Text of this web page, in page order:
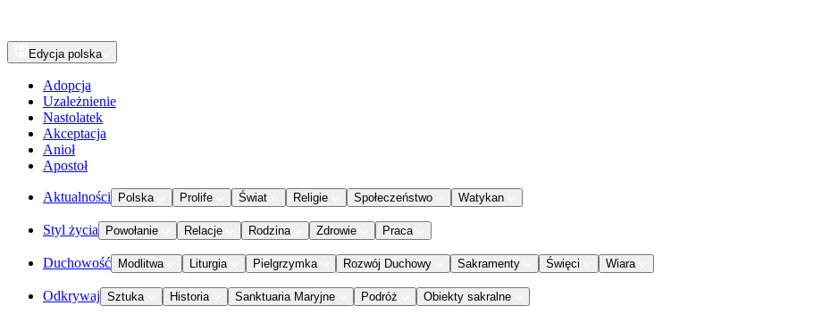
Edycja polska
Adopcja
Uzależnienie
Nastolatek
Akceptacja
Anioł
Apostoł
Aktualności Polska Prolife Świat Religie Społeczeństwo Watykan
Styl życia Powołanie Relacje Rodzina Zdrowie Praca
Duchowość Modlitwa Liturgia Pielgrzymka Rozwój Duchowy Sakramenty Święci Wiara
Odkrywaj Sztuka Historia Sanktuaria Maryjne Podróż Obiekty sakralne